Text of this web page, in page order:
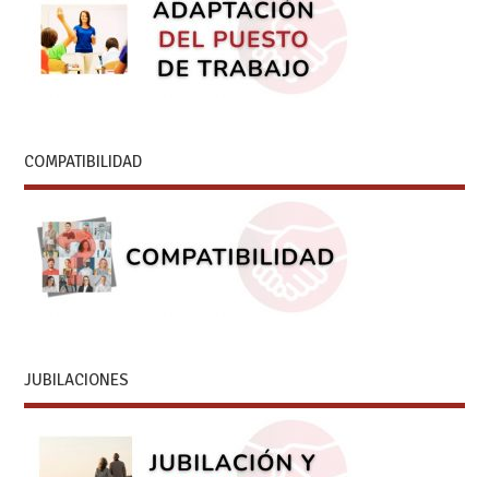
COMPATIBILIDAD
JUBILACIONES